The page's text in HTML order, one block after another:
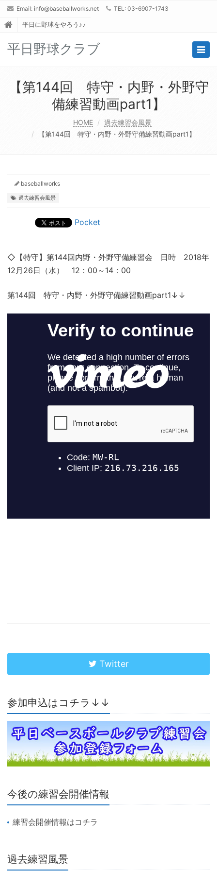
Email: info@baseballworks.net TEL: 03-6907-1743
平日に野球をやろう♪♪
平日野球クラブ
【第144回 特守・内野・外野守
備練習動画part1】
HOME
過去練習会風景
【第144回 特守・内野・外野守備練習動画part1】
baseballworks
過去練習会風景
Pocket
◇【特守】第144回内野・外野守備練習会 日時 2018年
12月26日（水） 12：00～14：00
第144回 特守・内野・外野守備練習動画part1↓↓
Twitter
参加申込はコチラ↓↓
今後の練習会開催情報
練習会開催情報はコチラ
過去練習風景